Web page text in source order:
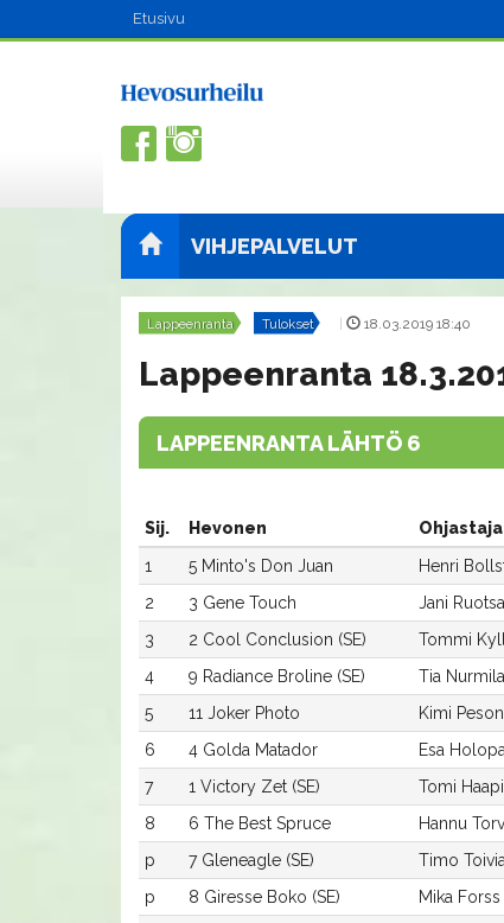
Etusivu
VIHJEPALVELUT
Lappeenranta Tulokset 18.03.2019 18:40
Lappeenranta
LAPPEENRANTA LÄHTÖ 6
Sij. Hevonen Ohjastaja
1
5 Minto's Don Juan Henri
2
3 Gene Touch Jani
3
2 Cool Conclusion (SE) Tommi
4
9 Radiance Broline (SE) Tia
5
11 Joker Photo Kimi
6
4 Golda Matador Esa
7
1 Victory Zet (SE) Tomi
8
6 The Best Spruce Hannu
p
7 Gleneagle (SE) Timo
p
8 Giresse Boko (SE) Mika Forss